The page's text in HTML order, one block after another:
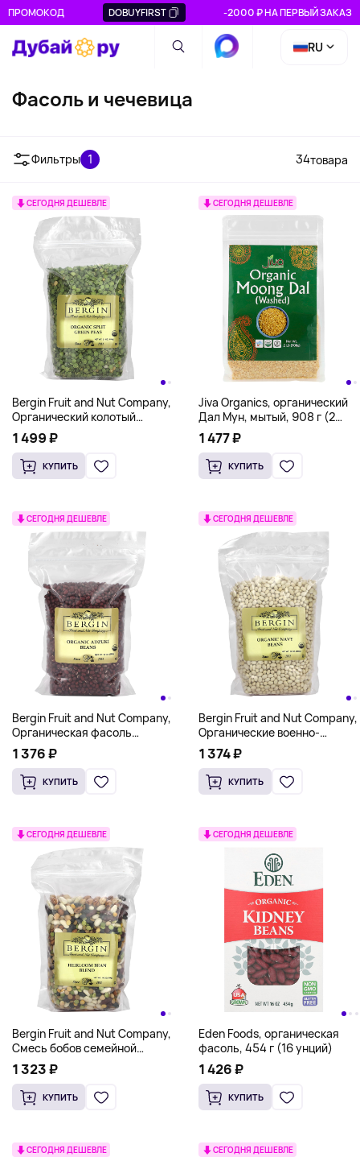
ПРОМОКОД DOBUYFIRST -2000 ₽ НА ПЕРВЫЙ ЗАКАЗ
RU
Фасоль и чечевица
Фильтры 1 34товара
СЕГОДНЯ ДЕШЕВЛЕ
Bergin Fruit and Nut Company,
Органический колотый
зеленый горошек, 596 г (21
унция)
1 499 ₽
КУПИТЬ
СЕГОДНЯ ДЕШЕВЛЕ
Jiva Organics, органический
Дал Мун, мытый, 908 г (2
фунта)
1 477 ₽
КУПИТЬ
СЕГОДНЯ ДЕШЕВЛЕ
Bergin Fruit and Nut Company,
Органическая фасоль
адзуки, 568 г (20 унций)
1 376 ₽
КУПИТЬ
СЕГОДНЯ ДЕШЕВЛЕ
Bergin Fruit and Nut Company,
Органические военно-
морские бобы, 568 г (20
унций)
1 374 ₽
КУПИТЬ
СЕГОДНЯ ДЕШЕВЛЕ
Bergin Fruit and Nut Company,
Смесь бобов семейной
реликвии, 539 г (19 унций)
1 323 ₽
КУПИТЬ
СЕГОДНЯ ДЕШЕВЛЕ
Eden Foods, органическая
фасоль, 454 г (16 унций)
1 426 ₽
КУПИТЬ
СЕГОДНЯ ДЕШЕВЛЕ СЕГОДНЯ ДЕШЕВЛЕ